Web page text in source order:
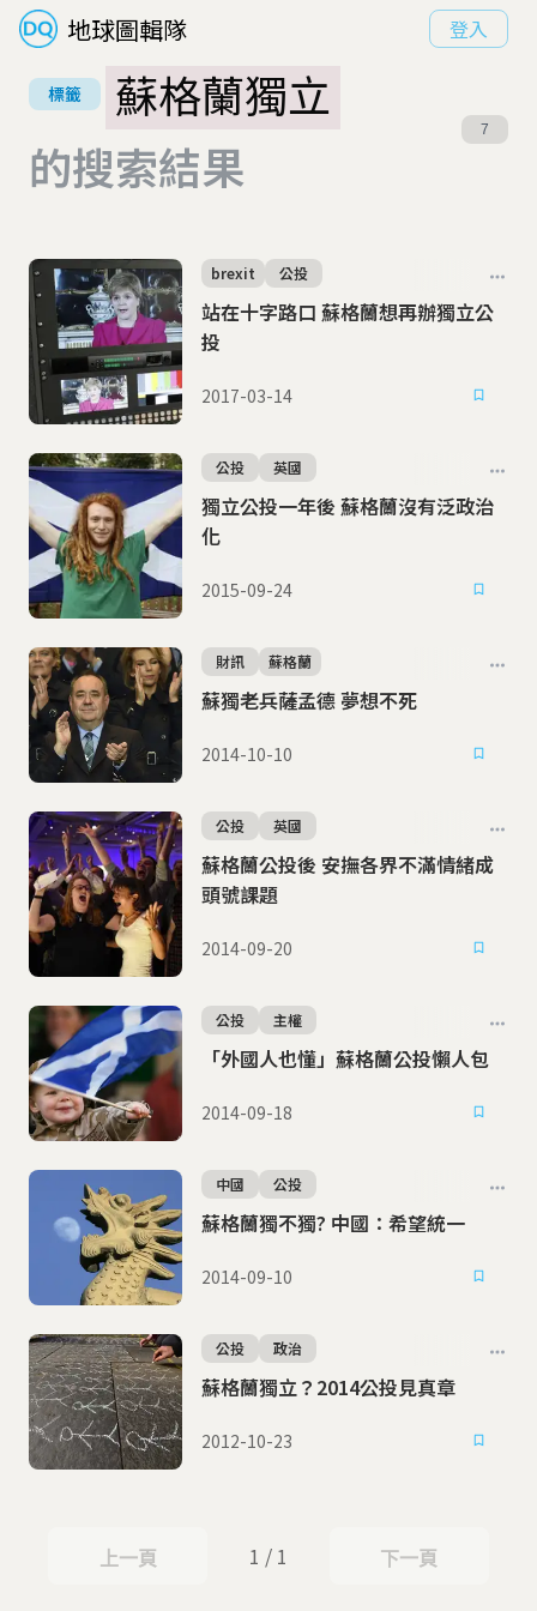
地球圖輯隊 登入
標籤
蘇格蘭獨立
的搜索結果
7
站在十字路口 蘇格蘭想再辦獨立公
投
brexit 公投
2017-03-14
獨立公投一年後 蘇格蘭沒有泛政治
化
公投 英國
2015-09-24
蘇獨老兵薩孟德 夢想不死
財訊 蘇格蘭
2014-10-10
蘇格蘭公投後 安撫各界不滿情緒成
頭號課題
公投 英國
2014-09-20
「外國人也懂」蘇格蘭公投懶人包
公投 主權
2014-09-18
蘇格蘭獨不獨? 中國：希望統一
中國 公投
2014-09-10
蘇格蘭獨立？2014公投見真章
公投 政治
2012-10-23
上一頁
上一頁 1 / 1 下一頁
下一頁